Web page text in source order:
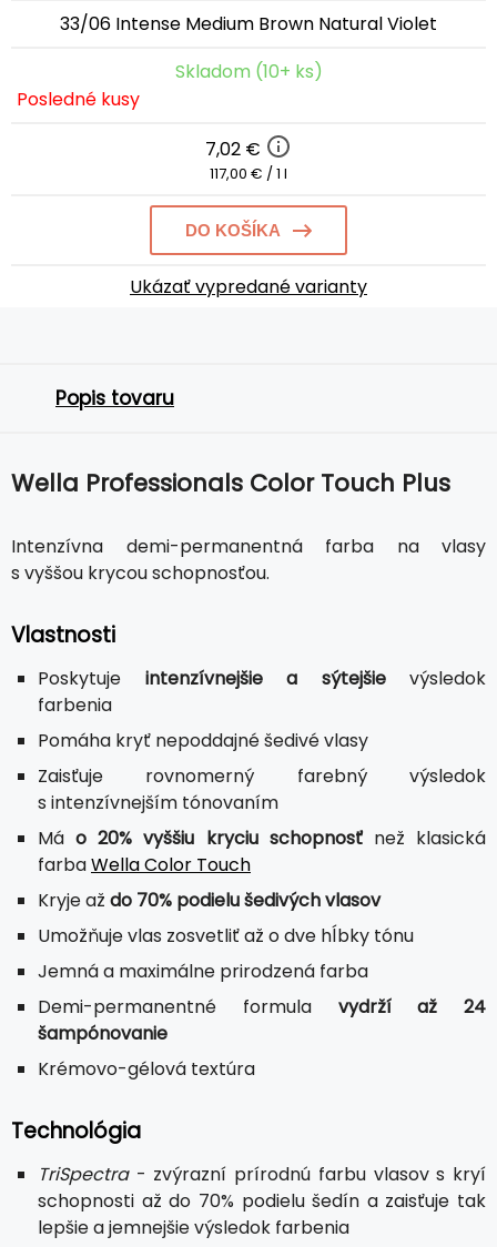
33/06 Intense Medium Brown Natural Violet
Skladom (10+ ks)
Posledné kusy
7,02 €
117,00 € / 1 l
DO KOŠÍKA
Ukázať vypredané varianty
Popis tovaru
Wella Professionals Color Touch Plus
Intenzívna demi-permanentná farba na vlasy
s vyššou krycou schopnosťou.
Vlastnosti
Poskytuje intenzívnejšie a sýtejšievýsledok
farbenia
Pomáha kryť nepoddajné šedivé vlasy
Zaisťuje rovnomerný farebný výsledok
s intenzívnejším tónovaním
Máo 20% vyššiu kryciu schopnosťnež klasická
farbaWella Color Touch
Kryje až do 70% podielu šedivých vlasov
Umožňuje vlas zosvetliť až o dve hĺbky tónu
Jemná a maximálne prirodzená farba
Demi-permanentné formula vydrží až 24
šampónovanie
Krémovo-gélová textúra
Technológia
TriSpectra- zvýrazní prírodnú farbu vlasov s kryí
schopnosti až do 70% podielu šedín a zaisťuje tak
lepšie a jemnejšie výsledok farbenia